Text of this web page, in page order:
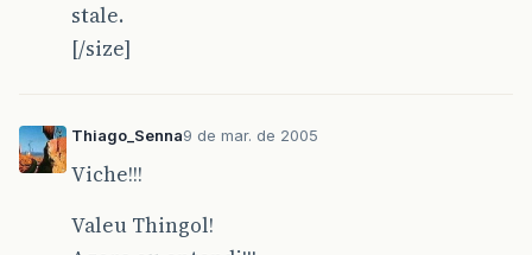
stale.
[/size]
Thiago_Senna9 de mar. de 2005
Viche!!!
Valeu Thingol!